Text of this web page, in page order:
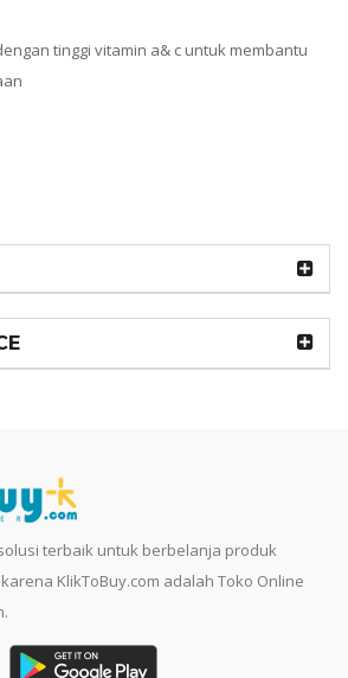
tinggi vitamin a& c untuk membantu
terbaik untuk berbelanja produk
KlikToBuy.com adalah Toko Online